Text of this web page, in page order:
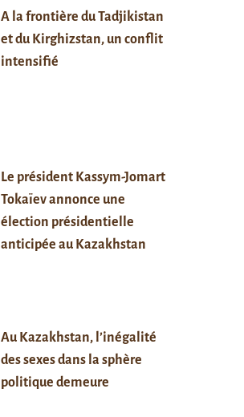
A la frontière du Tadjikistan
et du Kirghizstan, un conflit
intensifié
Le président Kassym-Jomart
Tokaïev annonce une
élection présidentielle
anticipée au Kazakhstan
Au Kazakhstan, l’inégalité
des sexes dans la sphère
politique demeure